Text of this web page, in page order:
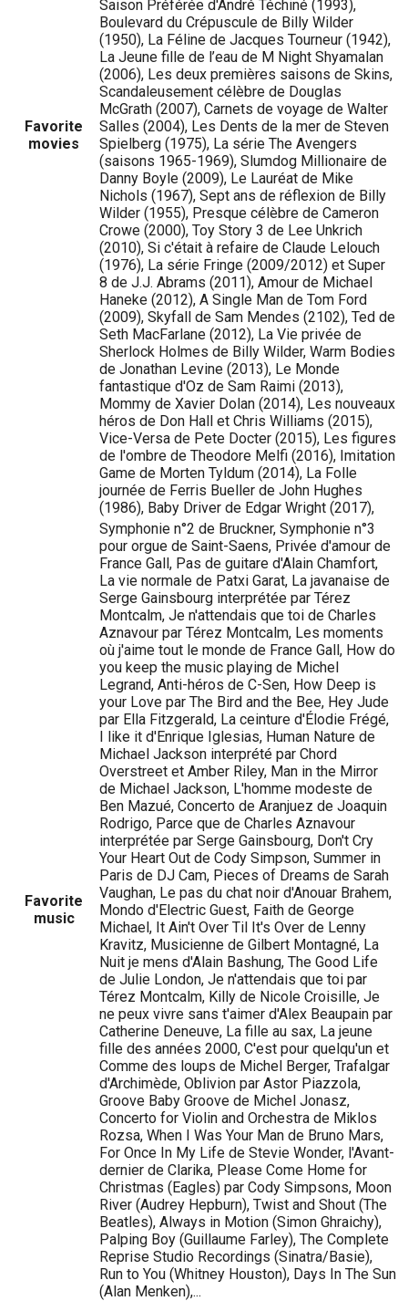
Favorite
movies
Saison Préférée d'André Téchiné (1993),
Boulevard du Crépuscule de Billy Wilder
(1950), La Féline de Jacques Tourneur (1942),
La Jeune fille de l’eau de M Night Shyamalan
(2006), Les deux premières saisons de Skins,
Scandaleusement célèbre de Douglas
McGrath (2007), Carnets de voyage de Walter
Salles (2004), Les Dents de la mer de Steven
Spielberg (1975), La série The Avengers
(saisons 1965-1969), Slumdog Millionaire de
Danny Boyle (2009), Le Lauréat de Mike
Nichols (1967), Sept ans de réflexion de Billy
Wilder (1955), Presque célèbre de Cameron
Crowe (2000), Toy Story 3 de Lee Unkrich
(2010), Si c'était à refaire de Claude Lelouch
(1976), La série Fringe (2009/2012) et Super
8 de J.J. Abrams (2011), Amour de Michael
Haneke (2012), A Single Man de Tom Ford
(2009), Skyfall de Sam Mendes (2102), Ted de
Seth MacFarlane (2012), La Vie privée de
Sherlock Holmes de Billy Wilder, Warm Bodies
de Jonathan Levine (2013), Le Monde
fantastique d'Oz de Sam Raimi (2013),
Mommy de Xavier Dolan (2014), Les nouveaux
héros de Don Hall et Chris Williams (2015),
Vice-Versa de Pete Docter (2015), Les figures
de l'ombre de Theodore Melfi (2016), Imitation
Game de Morten Tyldum (2014), La Folle
journée de Ferris Bueller de John Hughes
(1986), Baby Driver de Edgar Wright (2017),
Favorite
music
Symphonie n°2 de Bruckner, Symphonie n°3
pour orgue de Saint-Saens, Privée d'amour de
France Gall, Pas de guitare d'Alain Chamfort,
La vie normale de Patxi Garat, La javanaise de
Serge Gainsbourg interprétée par Térez
Montcalm, Je n'attendais que toi de Charles
Aznavour par Térez Montcalm, Les moments
où j'aime tout le monde de France Gall, How do
you keep the music playing de Michel
Legrand, Anti-héros de C-Sen, How Deep is
your Love par The Bird and the Bee, Hey Jude
par Ella Fitzgerald, La ceinture d'Élodie Frégé,
I like it d'Enrique Iglesias, Human Nature de
Michael Jackson interprété par Chord
Overstreet et Amber Riley, Man in the Mirror
de Michael Jackson, L'homme modeste de
Ben Mazué, Concerto de Aranjuez de Joaquin
Rodrigo, Parce que de Charles Aznavour
interprétée par Serge Gainsbourg, Don't Cry
Your Heart Out de Cody Simpson, Summer in
Paris de DJ Cam, Pieces of Dreams de Sarah
Vaughan, Le pas du chat noir d'Anouar Brahem,
Mondo d'Electric Guest, Faith de George
Michael, It Ain't Over Til It's Over de Lenny
Kravitz, Musicienne de Gilbert Montagné, La
Nuit je mens d'Alain Bashung, The Good Life
de Julie London, Je n'attendais que toi par
Térez Montcalm, Killy de Nicole Croisille, Je
ne peux vivre sans t'aimer d'Alex Beaupain par
Catherine Deneuve, La fille au sax, La jeune
fille des années 2000, C'est pour quelqu'un et
Comme des loups de Michel Berger, Trafalgar
d'Archimède, Oblivion par Astor Piazzola,
Groove Baby Groove de Michel Jonasz,
Concerto for Violin and Orchestra de Miklos
Rozsa, When I Was Your Man de Bruno Mars,
For Once In My Life de Stevie Wonder, l'Avant-
dernier de Clarika, Please Come Home for
Christmas (Eagles) par Cody Simpsons, Moon
River (Audrey Hepburn), Twist and Shout (The
Beatles), Always in Motion (Simon Ghraichy),
Palping Boy (Guillaume Farley), The Complete
Reprise Studio Recordings (Sinatra/Basie),
Run to You (Whitney Houston), Days In The Sun
(Alan Menken),...